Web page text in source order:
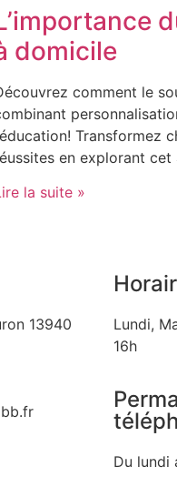
domicile
comment le
Transformez
en explorant
la suite »
13940
Lundi,
16h
Du lundi